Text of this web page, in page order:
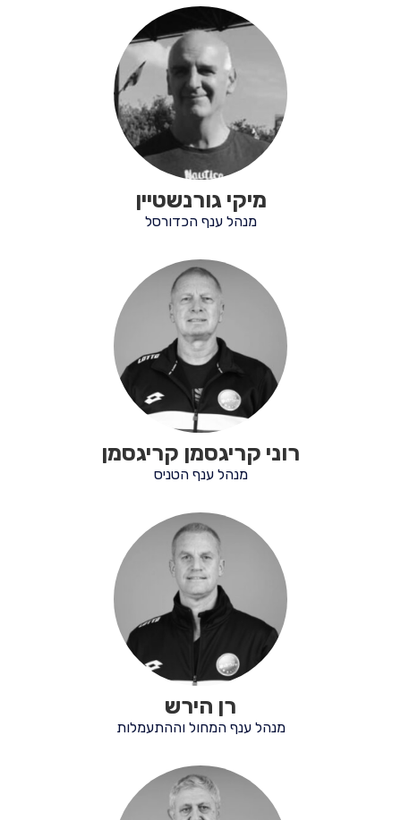
מיקי גורנשטיין
מנהל ענף הכדורסל
רוני קריגסמן קריגסמן
מנהל ענף הטניס
רן הירש
מנהל ענף המחול וההתעמלות